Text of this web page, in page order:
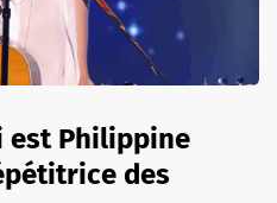
est Philippine
des